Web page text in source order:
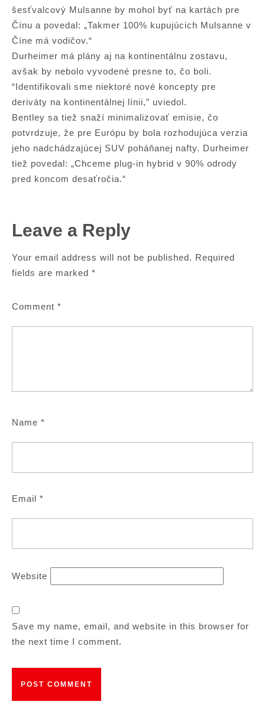
šesťvalcový Mulsanne by mohol byť na kartách pre
Čínu a povedal: „Takmer 100% kupujúcich Mulsanne v
Číne má vodičov.“
Durheimer má plány aj na kontinentálnu zostavu,
avšak by nebolo vyvodené presne to, čo boli.
“Identifikovali sme niektoré nové koncepty pre
deriváty na kontinentálnej línii,” uviedol.
Bentley sa tiež snaží minimalizovať emisie, čo
potvrdzuje, že pre Európu by bola rozhodujúca verzia
jeho nadchádzajúcej SUV poháňanej nafty. Durheimer
tiež povedal: „Chceme plug-in hybrid v 90% odrody
pred koncom desaťročia.“
Leave a Reply
Your email address will not be published. Required
fields are marked *
Comment *
Name *
Email *
Website
Save my name, email, and website in this browser for
the next time I comment.